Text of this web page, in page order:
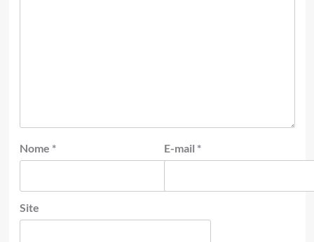
Nome * E-mail *
Site